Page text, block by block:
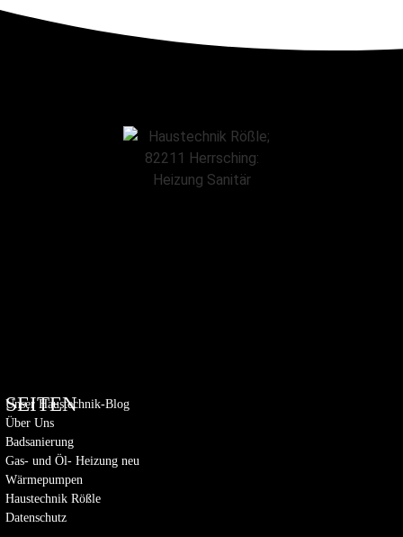
SEITEN
Unser Haustechnik-Blog
Über Uns
Badsanierung
Gas- und Öl- Heizung neu
Wärmepumpen
Haustechnik Rößle
Datenschutz